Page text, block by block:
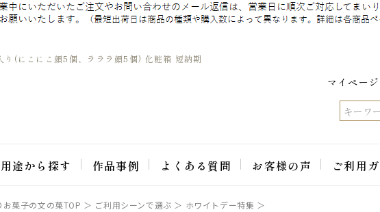
(にこにこ顔5個、ラララ顔5個) 化粧箱 短納期
マイページ
用途から探す 作品事例 よくある質問 お客様の声 ご利用
菓子の文の菓TOP ご利用シーンで選ぶ
ホワイトデー特集